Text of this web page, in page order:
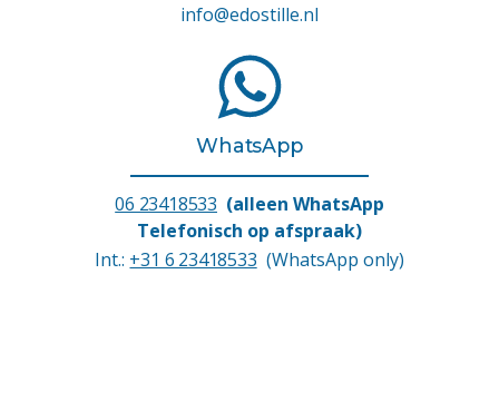
info@edostille.nl
WhatsApp
06 23418533 (alleen WhatsApp
Telefonisch op afspraak)
Int.: +31 6 23418533 (WhatsApp only)